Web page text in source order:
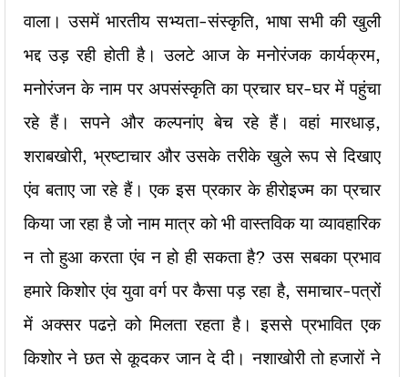
वाला। उसमें भारतीय सभ्यता-संस्कृति, भाषा सभी की खुली
भद्द उड़ रही होती है। उलटे आज के मनोरंजक कार्यक्रम,
मनोरंजन के नाम पर अपसंस्कृति का प्रचार घर-घर में पहुंचा
रहे हैं। सपने और कल्पनांए बेच रहे हैं। वहां मारधाड़,
शराबखोरी, भ्रष्टाचार और उसके तरीके खुले रूप से दिखाए
एंव बताए जा रहे हैं। एक इस प्रकार के हीरोइज्म का प्रचार
किया जा रहा है जो नाम मात्र को भी वास्तविक या व्यावहारिक
न तो हुआ करता एंव न हो ही सकता है? उस सबका प्रभाव
हमारे किशोर एंव युवा वर्ग पर कैसा पड़ रहा है, समाचार-पत्रों
में अक्सर पढऩे को मिलता रहता है। इससे प्रभावित एक
किशोर ने छत से कूदकर जान दे दी। नशाखोरी तो हजारों ने